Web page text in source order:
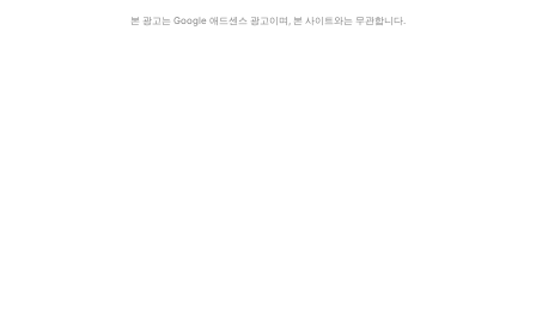
본 광고는 Google 애드센스 광고이며, 본 사이트와는 무관합니다.